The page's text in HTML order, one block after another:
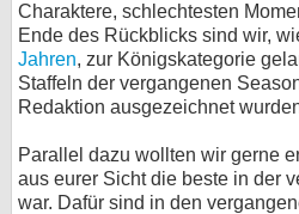
Charaktere, schlechtesten
Ende des Rückblicks sind wir,
Jahren, zur Königskategorie
Staffeln der vergangenen
Redaktion ausgezeichnet
Parallel dazu wollten wir gerne
aus eurer Sicht die beste in der
war. Dafür sind in den
bei X
bei